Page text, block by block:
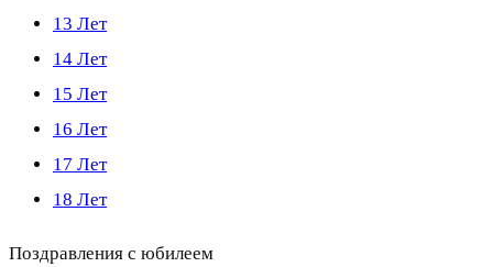
13 Лет
14 Лет
15 Лет
16 Лет
17 Лет
18 Лет
Поздравления с юбилеем